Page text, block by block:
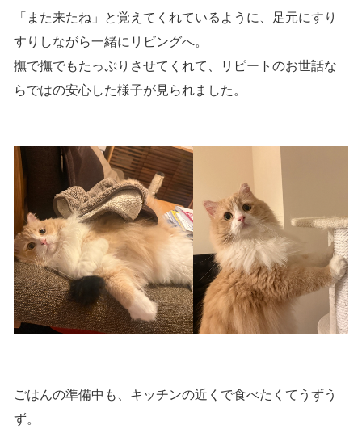
「また来たね」と覚えてくれているように、足元にすり
すりしながら一緒にリビングへ。
撫で撫でもたっぷりさせてくれて、リピートのお世話な
らではの安心した様子が見られました。
ごはんの準備中も、キッチンの近くで食べたくてうずう
ず。